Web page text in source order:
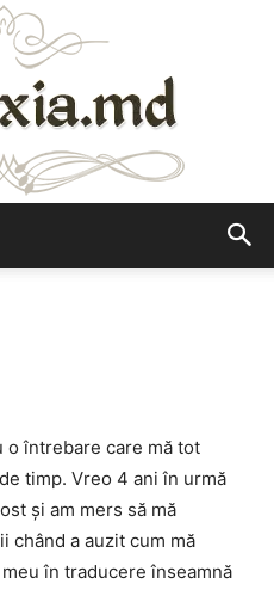
o întrebare care mă tot
timp. Vreo 4 ani în urmă
şi am mers să mă
chând a auzit cum mă
în traducere înseamnă